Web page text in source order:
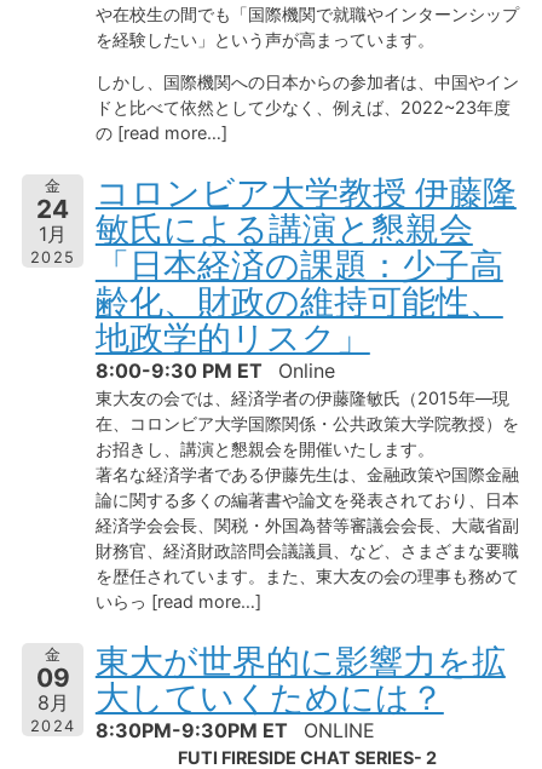
や在校生の間でも「国際機関で就職やインターンシップ
を経験したい」という声が高まっています。
しかし、国際機関への日本からの参加者は、中国やイン
ドと比べて依然として少なく、例えば、2022~23年度
の [read more…]
金
24
1月
2025
コロンビア大学教授 伊藤隆
敏氏による講演と懇親会
「日本経済の課題：少子高
齢化、財政の維持可能性、
地政学的リスク」
8:00-9:30 PM ET Online
東大友の会では、経済学者の伊藤隆敏氏（2015年―現
在、コロンビア大学国際関係・公共政策大学院教授）を
お招きし、講演と懇親会を開催いたします。
著名な経済学者である伊藤先生は、金融政策や国際金融
論に関する多くの編著書や論文を発表されており、日本
経済学会会長、関税・外国為替等審議会会長、大蔵省副
財務官、経済財政諮問会議議員、など、さまざまな要職
を歴任されています。また、東大友の会の理事も務めて
いらっ [read more…]
金
09
8月
2024
東大が世界的に影響力を拡
大していくためには？
8:30PM-9:30PM ET ONLINE
FUTI FIRESIDE CHAT SERIES- 2